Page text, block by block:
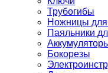
Трубогибы
Ножницы для
Паяльники
Бокорезы